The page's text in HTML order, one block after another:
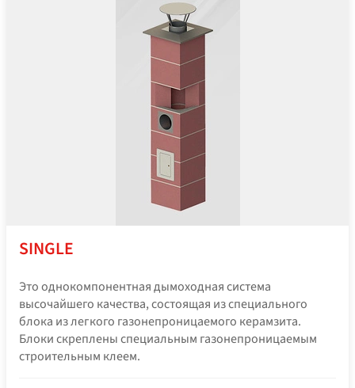
SINGLE
Это однокомпонентная дымоходная система
высочайшего качества, состоящая из специального
блока из легкого газонепроницаемого керамзита.
Блоки скреплены специальным газонепроницаемым
строительным клеем.